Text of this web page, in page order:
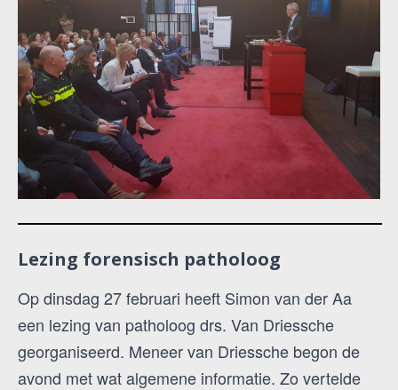
Lezing forensisch patholoog
Op dinsdag 27 februari heeft Simon van der Aa
een lezing van patholoog drs. Van Driessche
georganiseerd. Meneer van Driessche begon de
avond met wat algemene informatie. Zo vertelde